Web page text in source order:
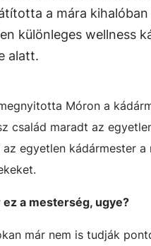
a mára
különleges wellness
alatt.
Móron a
család maradt az
egyetlen kádármester
a mesterség, ugye?
már nem is tudják